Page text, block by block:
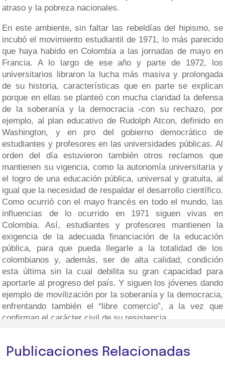
atraso y la pobreza nacionales.
En este ambiente, sin faltar las rebeldías del hipismo, se
incubó el movimiento estudiantil de 1971, lo más parecido
que haya habido en Colombia a las jornadas de mayo en
Francia. A lo largo de ese año y parte de 1972, los
universitarios libraron la lucha más masiva y prolongada
de su historia, características que en parte se explican
porque en ellas se planteó con mucha claridad la defensa
de la soberanía y la democracia -con su rechazo, por
ejemplo, al plan educativo de Rudolph Atcon, definido en
Washington, y en pro del gobierno democrático de
estudiantes y profesores en las universidades públicas. Al
orden del día estuvieron también otros reclamos que
mantienen su vigencia, como la autonomía universitaria y
el logro de una educación pública, universal y gratuita, al
igual que la necesidad de respaldar el desarrollo científico.
Como ocurrió con el mayo francés en todo el mundo, las
influencias de lo ocurrido en 1971 siguen vivas en
Colombia. Así, estudiantes y profesores mantienen la
exigencia de la adecuada financiación de la educación
pública, para que pueda llegarle a la totalidad de los
colombianos y, además, ser de alta calidad, condición
esta última sin la cual debilita su gran capacidad para
aportarle al progreso del país. Y siguen los jóvenes dando
ejemplo de movilización por la soberanía y la democracia,
enfrentando también el “libre comercio”, a la vez que
confirman el carácter civil de su resistencia.
Publicaciones Relacionadas